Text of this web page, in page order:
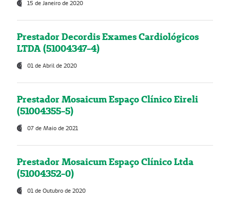
15 de Janeiro de 2020
Prestador Decordis Exames Cardiológicos
LTDA (51004347-4)
01 de Abril de 2020
Prestador Mosaicum Espaço Clínico Eireli
(51004355-5)
07 de Maio de 2021
Prestador Mosaicum Espaço Clínico Ltda
(51004352-0)
01 de Outubro de 2020